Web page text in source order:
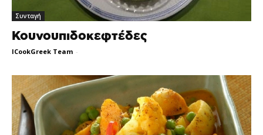
Συνταγή
Κουνουπιδοκεφτέδες
ICookGreek Team -